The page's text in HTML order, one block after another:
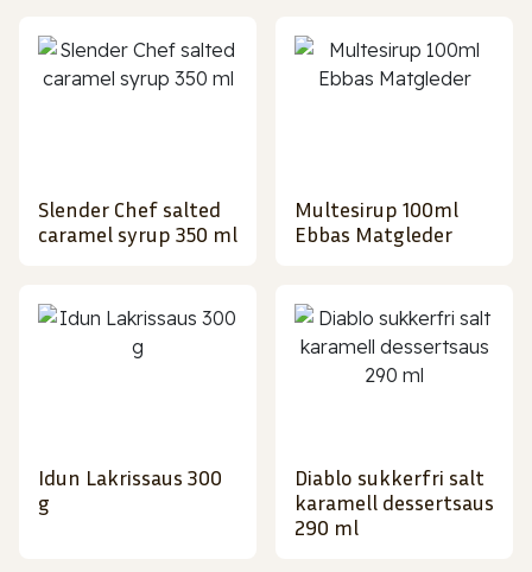
Slender Chef salted
caramel syrup 350 ml
Multesirup 100ml
Ebbas Matgleder
Idun Lakrissaus 300
g
Diablo sukkerfri salt
karamell dessertsaus
290 ml